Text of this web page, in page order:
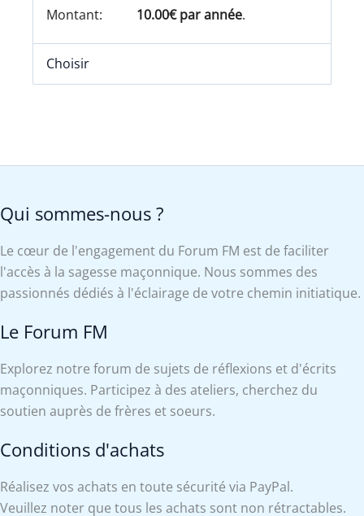
10.00€ par année.
Choisir
Qui sommes-nous ?
Le cœur de l'engagement du Forum FM est de faciliter
l'accès à la sagesse maçonnique. Nous sommes des
passionnés dédiés à l'éclairage de votre chemin initiatique.
Le Forum FM
Explorez notre forum de sujets de réflexions et d'écrits
maçonniques. Participez à des ateliers, cherchez du
soutien auprès de frères et soeurs.
Conditions d'achats
Réalisez vos achats en toute sécurité via PayPal.
Veuillez noter que tous les achats sont non rétractables.